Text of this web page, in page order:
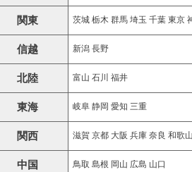
関東 茨城 栃木 群馬 埼玉 千葉 東京
信越 新潟 長野
北陸 富山 石川 福井
東海 岐阜 静岡 愛知 三重
関西 滋賀 京都 大阪 兵庫 奈良 和歌山
中国 鳥取 島根 岡山 広島 山口